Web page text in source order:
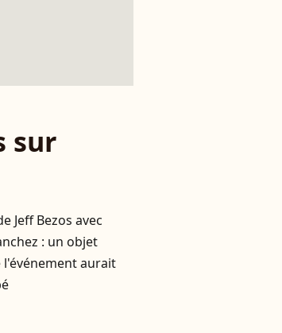
sur
Jeff Bezos avec
: un objet
l'événement aurait